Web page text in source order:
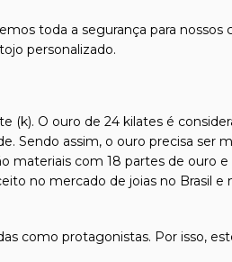
toda a segurança para nossos
personalizado.
(k). O ouro de 24 kilates é
Sendo assim, o ouro precisa ser
materiais com 18 partes de ouro e
no mercado de joias no Brasil e
como protagonistas. Por isso,